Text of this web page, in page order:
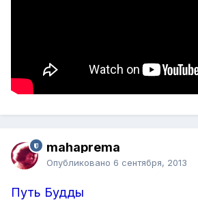
mahaprema
Опубликовано 6 сентября, 2013
Путь Будды